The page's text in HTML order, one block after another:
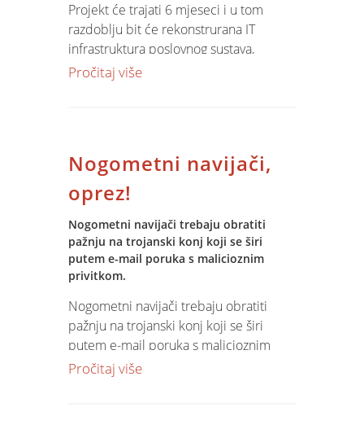
Projekt će trajati 6 mjeseci i u tom
razdoblju bit će rekonstrurana IT
infrastruktura poslovnog sustava,
implementirane Microsoft sistemske
kuće.
Pročitaj više
Nogometni navijači,
oprez!
Nogometni navijači trebaju obratiti
pažnju na trojanski konj koji se širi
putem e-mail poruka s malicioznim
privitkom.
Nogometni navijači trebaju obratiti
pažnju na trojanski konj koji se širi
putem e-mail poruka s malicioznim
privitkom. U poruci se navodi da je u
Pročitaj više